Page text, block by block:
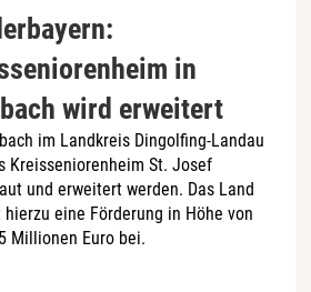
in
wird erweitert
im Landkreis Dingolfing-Landau
Kreisseniorenheim St. Josef
und erweitert werden. Das Land
eine Förderung in Höhe von
Millionen Euro bei.